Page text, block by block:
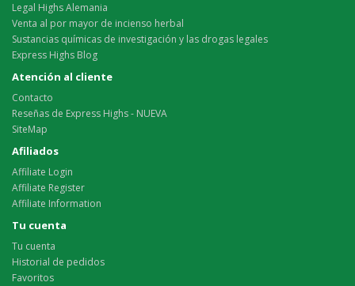
Legal Highs Alemania
Venta al por mayor de incienso herbal
Sustancias químicas de investigación y las drogas legales
Express Highs Blog
Atención al cliente
Contacto
Reseñas de Express Highs - NUEVA
SiteMap
Afiliados
Affiliate Login
Affiliate Register
Affiliate Information
Tu cuenta
Tu cuenta
Historial de pedidos
Favoritos